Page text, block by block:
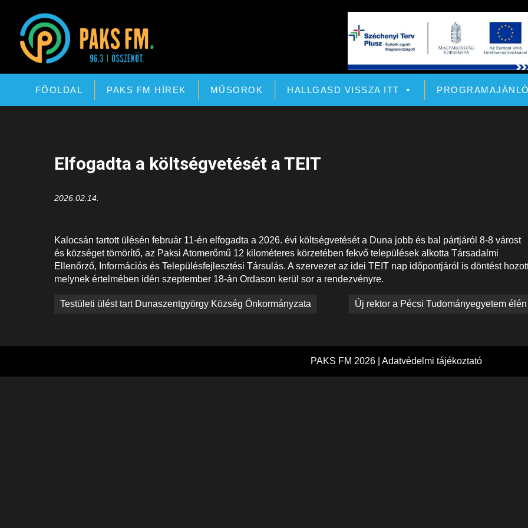
Paks FM
FŐOLDAL PAKS FM HÍREK MŰSOROK HALLGASD VISSZA ITT
Elfogadta a költségvetését a TEIT
2026.02.14.
Kalocsán tartott ülésén február 11-én elfogadta a 2026. évi költségvetését a Duna jobb és bal pártjáról 8-8 várost
és községet tömörítő, az Paksi Atomerőmű 12 kilométeres körzetében fekvő települések alkotta Társadalmi
Ellenőrző, Információs és Településfejlesztési Társulás. A szervezet az idei TEIT nap időpontjáról is döntést
melynek értelmében idén szeptember 18-án Ordason kerül sor a rendezvényre.
Bejegyzés
Testületi ülést tart Dunaszentgyörgy Község Önkormányzata Új rektor a Pécsi Tudományegyetem élén
PAKS FM 2026 | Adatvédelmi tájékoztató